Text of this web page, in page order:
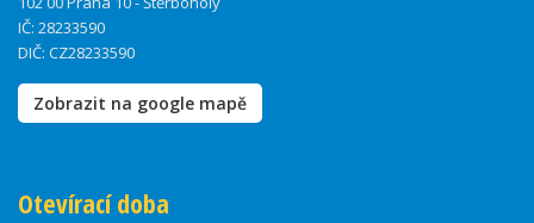
IČ: 28233590
DIČ: CZ28233590
Zobrazit na google mapě
Otevírací doba